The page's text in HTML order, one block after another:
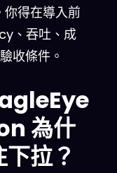
得在導入前
、吞吐、成
收條件。
為什
拉？